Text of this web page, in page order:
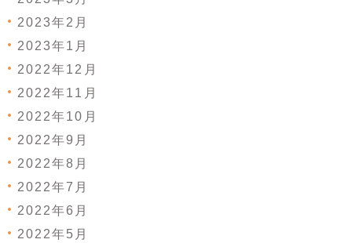
2023年2月
2023年1月
2022年12月
2022年11月
2022年10月
2022年9月
2022年8月
2022年7月
2022年6月
2022年5月